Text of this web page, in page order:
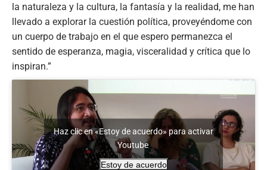
la naturaleza y la cultura, la fantasía y la realidad, me han
llevado a explorar la cuestión política, proveyéndome con
un cuerpo de trabajo en el que espero permanezca el
sentido de esperanza, magia, visceralidad y crítica que lo
inspiran.”
Haz clic en «Estoy de acuerdo» para activar
Youtube
Estoy de acuerdo